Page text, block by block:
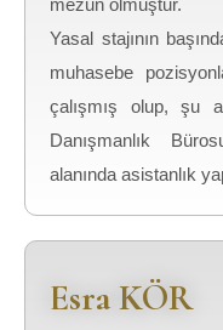
mezun olmuştur.
Yasal stajının
muhasebe
çalışmış olup, şu
Danışmanlık
alanında asistanlık
Esra KÖR